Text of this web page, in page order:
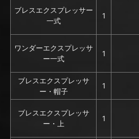
ブレスエクスプレッサー
一式
1
ワンダーエクスプレッサ
ー一式
1
ブレスエクスプレッサ
ー・帽子
1
ブレスエクスプレッサ
ー・上
1